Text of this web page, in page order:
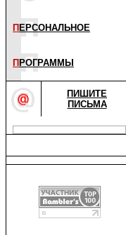
П ЕРСОНАЛЬНОЕ
П РОГРАММЫ
ПИШИТЕ
ПИСЬМА